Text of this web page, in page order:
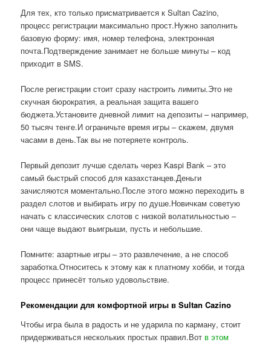
Для тех, кто только присматривается к Sultan Cazino,
процесс регистрации максимально прост.Нужно заполнить
базовую форму: имя, номер телефона, электронная
почта.Подтверждение занимает не больше минуты – код
приходит в SMS.
После регистрации стоит сразу настроить лимиты.Это не
скучная бюрократия, а реальная защита вашего
бюджета.Установите дневной лимит на депозиты – например,
50 тысяч тенге.И ограничьте время игры – скажем, двумя
часами в день.Так вы не потеряете контроль.
Первый депозит лучше сделать через Kaspi Bank – это
самый быстрый способ для казахстанцев.Деньги
зачисляются моментально.После этого можно переходить в
раздел слотов и выбирать игру по душе.Новичкам советую
начать с классических слотов с низкой волатильностью –
они чаще выдают выигрыши, пусть и небольшие.
Помните: азартные игры – это развлечение, а не способ
заработка.Относитесь к этому как к платному хобби, и тогда
процесс принесёт только удовольствие.
Рекомендации для комфортной игры в Sultan Cazino
Чтобы игра была в радость и не ударила по карману, стоит
придерживаться нескольких простых правил.Вотв этом